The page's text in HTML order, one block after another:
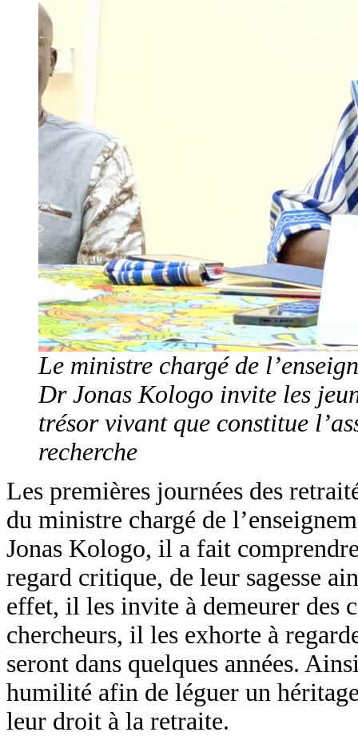
Le ministre chargé de
Dr Jonas Kologo invite les
trésor vivant que constitue
recherche
Les premières journées des
du ministre chargé de
Jonas Kologo, il a fait
regard critique, de leur sagesse
effet, il les invite à demeurer des
chercheurs, il les exhorte à
seront dans quelques années.
humilité afin de léguer un
leur droit à la retraite.